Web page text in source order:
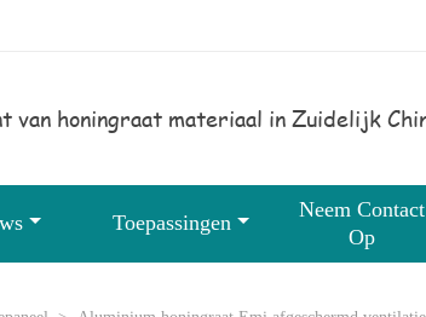
van honingraat materiaal in Zuidelijk
Toepassingen
Neem Contact
Op